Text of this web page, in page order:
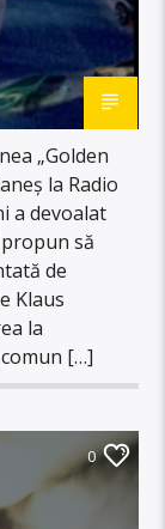
„Golden
la Radio
a devoalat
să
de
Klaus
la
[…]
0